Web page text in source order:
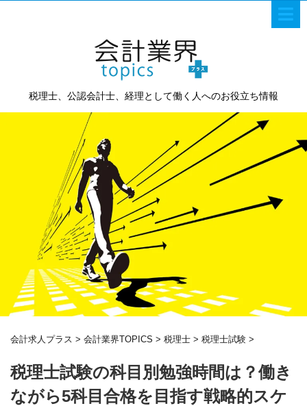
税理士、公認会計士、経理として働く人へのお役立ち情報
会計求人プラス > 会計業界TOPICS > 税理士 > 税理士試験 >
税理士試験の科目別勉強時間は？働き
ながら5科目合格を目指す戦略的スケ